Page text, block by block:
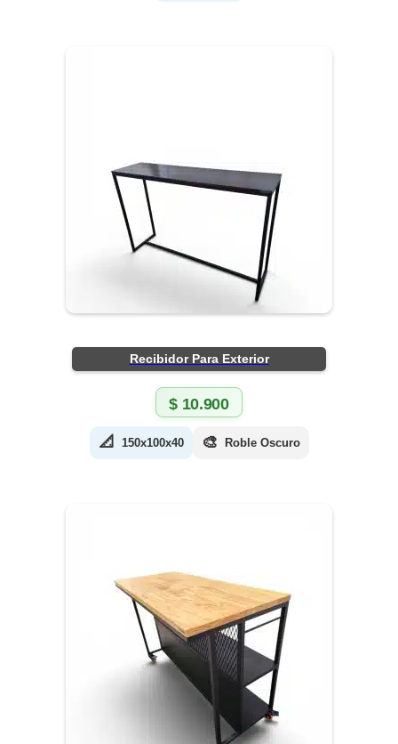
Recibidor Para Exterior
$10.900
📐 150x100x40 🎨 Roble Oscuro